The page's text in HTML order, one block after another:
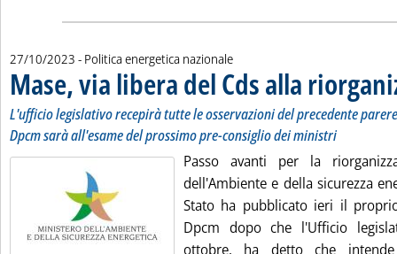
27/10/2023 - Politica energetica nazionale
Mase, via libera del Cds alla
L'ufficio legislativo recepirà tutte le osservazioni del precedente
Dpcm sarà all'esame del prossimo pre-consiglio dei ministri
Passo avanti per la
dell'Ambiente e della sicurezza
Stato ha pubblicato ieri il
Dpcm dopo che l'Ufficio
ottobre, ha detto che